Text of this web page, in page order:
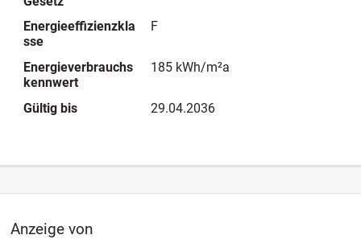
ist mit Sicherheitsglas ausgestattet.
Das Haus eignet sich ideal für Käufer, die eine gewachsene
Wohnlage, einen eigenen Garten und die Möglichkeit
suchen, eine Immobilie nach eigenen Vorstellungen
weiterzuentwickeln.
Energieeffizienzkla
sse
F
Energieverbrauchs
kennwert
185 kWh/m²a
Gültig bis 29.04.2036
Anzeige von